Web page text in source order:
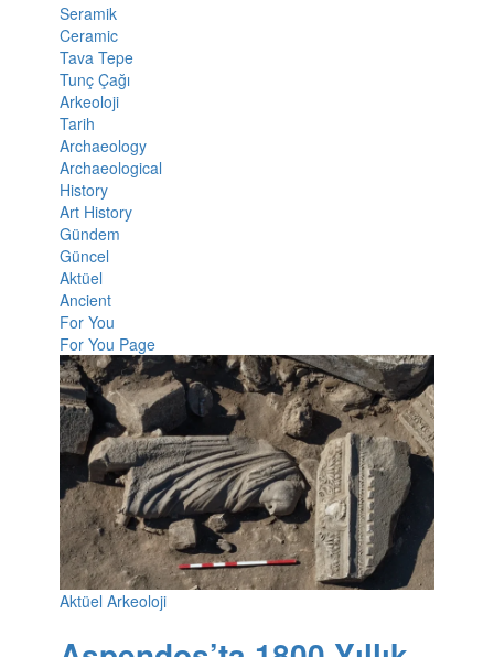
Seramik
Ceramic
Tava Tepe
Tunç Çağı
Arkeoloji
Tarih
Archaeology
Archaeological
History
Art History
Gündem
Güncel
Aktüel
Ancient
For You
For You Page
Aktüel Arkeoloji